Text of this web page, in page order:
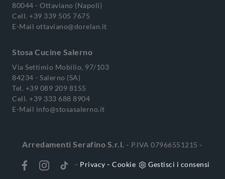
80044 - Ottaviano (Napoli)
Cell. +39 339 505 7675
E-Mail ottaviano@dorelan.it
Stosa Cucine Salerno
Via Settimio Mobilio, 97/103
84234 - Salerno (SA)
Tel. +39 089 209 8155
Cell. +39 333 688 8904
E-Mail info@stosasalerno.it
Arredamenti Serafino S.r.l. - P.IVA 07966551215 -
- Privacy - Cookie Gestisci i consensi